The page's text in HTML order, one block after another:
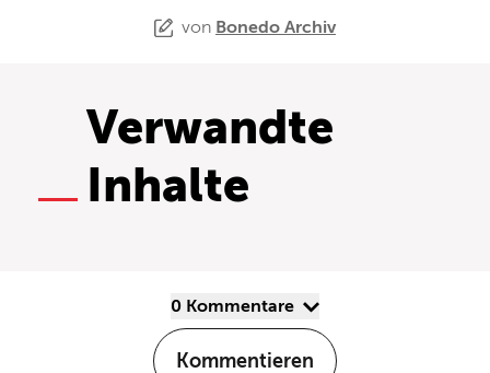
von Bonedo Archiv
Verwandte
Inhalte
0 Kommentare
Kommentieren